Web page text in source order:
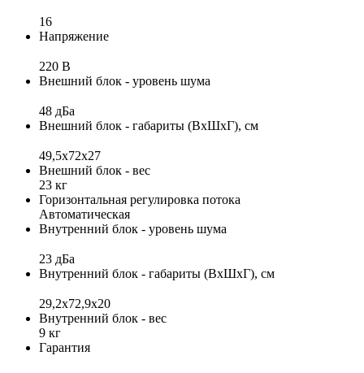
16
Напряжение
220 В
Внешний блок - уровень шума
48 дБа
Внешний блок - габариты (ВхШхГ), см
49,5х72х27
Внешний блок - вес
23 кг
Горизонтальная регулировка потока
Автоматическая
Внутренний блок - уровень шума
23 дБа
Внутренний блок - габариты (ВхШхГ), см
29,2x72,9x20
Внутренний блок - вес
9 кг
Гарантия